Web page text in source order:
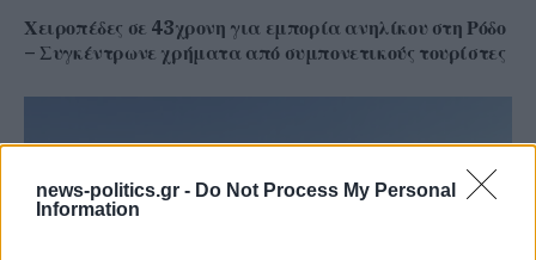
news-politics.gr - Do Not Process My Personal
Information
Χειροπέδες σε 43χρονη για εμπορία ανηλίκου στη Ρόδο
– Συγκέντρωνε χρήματα από συμπονετικούς τουρίστες